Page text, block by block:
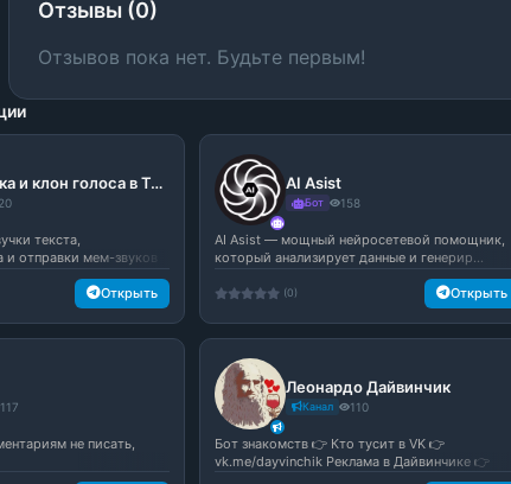
Отзывы (0)
Отзывов пока нет. Будьте первым!
AI озвучка и клон голоса в Telegram — мем-звуки и голосовые приколы
текста,
и отправки мем-звуков
Открыть
AI Asist
Бот 158
AI Asist — мощный нейросетевой помощник,
который анализирует данные и генерир...
(0) Открыть
117
не писать,
Леонардо Дайвинчик
Канал 110
Бот знакомств 👉 Кто тусит в VK 👉
vk.me/dayvinchik Реклама в Дайвинчике 👉